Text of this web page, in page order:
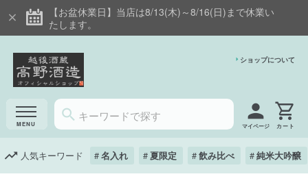
【お盆休業日】当店は8/13(木)～8/16(日)まで休業い
たします。
ショップについて
マイページ
人気キーワード 名入れ 夏限定 飲み比べ 純米大吟醸